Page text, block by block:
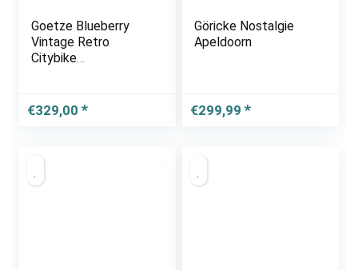
Goetze Blueberry
Vintage Retro
Citybike
Shimano Nexus,
Tiefeinsteiger,
€329,00
Göricke Nostalgie
Apeldoorn
€299,99